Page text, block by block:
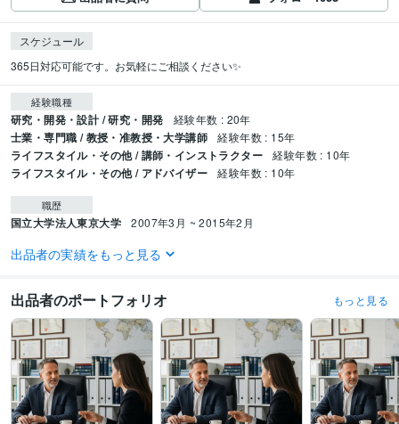
スケジュール
365日対応可能です。お気軽にご相談ください✨
経験職種
研究・開発・設計 / 研究・開発 経験年数 : 20年
士業・専門職 / 教授・准教授・大学講師 経験年数 : 15年
ライフスタイル・その他 / 講師・インストラクター 経験年数 : 10年
ライフスタイル・その他 / アドバイザー 経験年数 : 10年
職歴
国立大学法人東京大学 2007年3月 ~ 2015年2月
受賞歴
究助成
厚生事業団 健康医科学研究助成
石本記念デサントスポーツ科学振興財団 優
秀入選
健康長寿と運動（三菱UFJ信託銀行） 寝たきり対策
神奈川県医師
会 研修会講師（2008~2019） 日本体力医学会大会、シンポジスト 東大病
院 公開セミナー 日本抗加齢医学会総会 シンポジスト
健康スポーツ医部会
幹事会研修（医師会） 寝たきりを予防する！講師（日本健康機構、健康セ
ミナー） トレーニング系　学会総会、特別講演 立命館大学、招待講演 東
大病院、産学連携メディカルフロンティアセミナー 日本再生医療学会総
出品者の実績をもっと見る
出品者のポートフォリオ もっと見る